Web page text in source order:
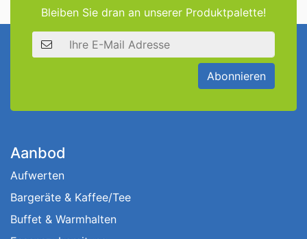
Bleiben Sie dran an unserer Produktpalette!
E-Mail Adresse
Abonnieren
Aanbod
Aufwerten
Bargeräte & Kaffee/Tee
Buffet & Warmhalten